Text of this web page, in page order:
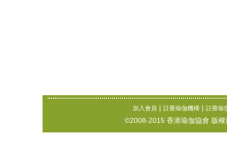
加入會員 | 註冊瑜伽機構 | 註冊瑜
©2008-2015 香港瑜伽協會 版